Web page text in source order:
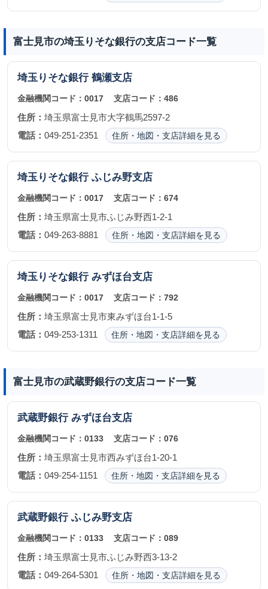
富士見市の埼玉りそな銀行の支店コード一覧
埼玉りそな銀行 鶴瀬支店
金融機関コード： 0017 支店コード：486
住所： 埼玉県富士見市大字鶴馬2597-2
電話： 049-251-2351 住所・地図・支店詳細を見る
埼玉りそな銀行 ふじみ野支店
金融機関コード： 0017 支店コード：674
住所： 埼玉県富士見市ふじみ野西1-2-1
電話： 049-263-8881 住所・地図・支店詳細を見る
埼玉りそな銀行 みずほ台支店
金融機関コード： 0017 支店コード：792
住所： 埼玉県富士見市東みずほ台1-1-5
電話： 049-253-1311 住所・地図・支店詳細を見る
富士見市の武蔵野銀行の支店コード一覧
武蔵野銀行 みずほ台支店
金融機関コード： 0133 支店コード：076
住所： 埼玉県富士見市西みずほ台1-20-1
電話： 049-254-1151 住所・地図・支店詳細を見る
武蔵野銀行 ふじみ野支店
金融機関コード： 0133 支店コード：089
住所： 埼玉県富士見市ふじみ野西3-13-2
電話： 049-264-5301 住所・地図・支店詳細を見る